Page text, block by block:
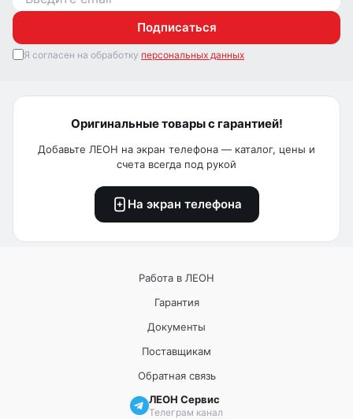
Подписаться
Я согласен на обработку персональных данных
Оригинальные товары с гарантией!
Добавьте ЛЕОН на экран телефона — каталог, цены и
счета всегда под рукой
На экран телефона
Работа в ЛЕОН
Гарантия
Документы
Поставщикам
Обратная связь
ЛЕОН Сервис
Телеграм канал